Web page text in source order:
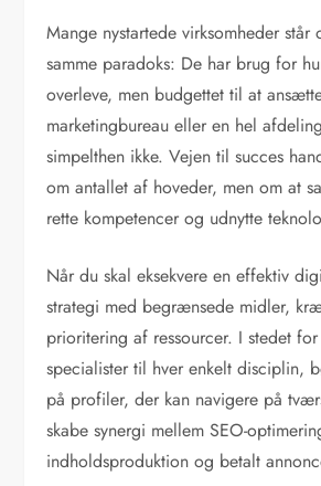
Mange nystartede virksomheder står
samme paradoks: De har brug for
overleve, men budgettet til at
marketingbureau eller en hel
simpelthen ikke. Vejen til succes
om antallet af hoveder, men om at
rette kompetencer og udnytte
Når du skal eksekvere en effektiv
strategi med begrænsede midler,
prioritering af ressourcer. I stedet
specialister til hver enkelt disciplin,
på profiler, der kan navigere på
skabe synergi mellem SEO-
indholdsproduktion og betalt